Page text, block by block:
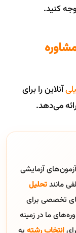
کنید.
آنلاین را برای
می‌دهد.
آزمون‌های آزمایشی
مانندتحلیل
تخصصی برای
ما در زمینه